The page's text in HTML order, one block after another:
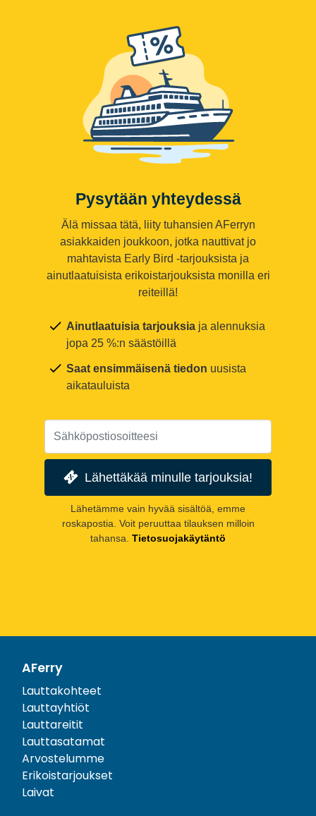
Pysytään yhteydessä
Älä missaa tätä, liity tuhansien AFerryn
asiakkaiden joukkoon, jotka nauttivat jo
mahtavista Early Bird -tarjouksista ja
ainutlaatuisista erikoistarjouksista monilla eri
reiteillä!
Ainutlaatuisia tarjouksia ja alennuksia
jopa 25 %:n säästöillä
Saat ensimmäisenä tiedon uusista
aikatauluista
Lähettäkää minulle tarjouksia!
Lähetämme vain hyvää sisältöä, emme
roskapostia. Voit peruuttaa tilauksen milloin
tahansa. Tietosuojakäytäntö
AFerry
Lauttakohteet
Lauttayhtiöt
Lauttareitit
Lauttasatamat
Arvostelumme
Erikoistarjoukset
Laivat